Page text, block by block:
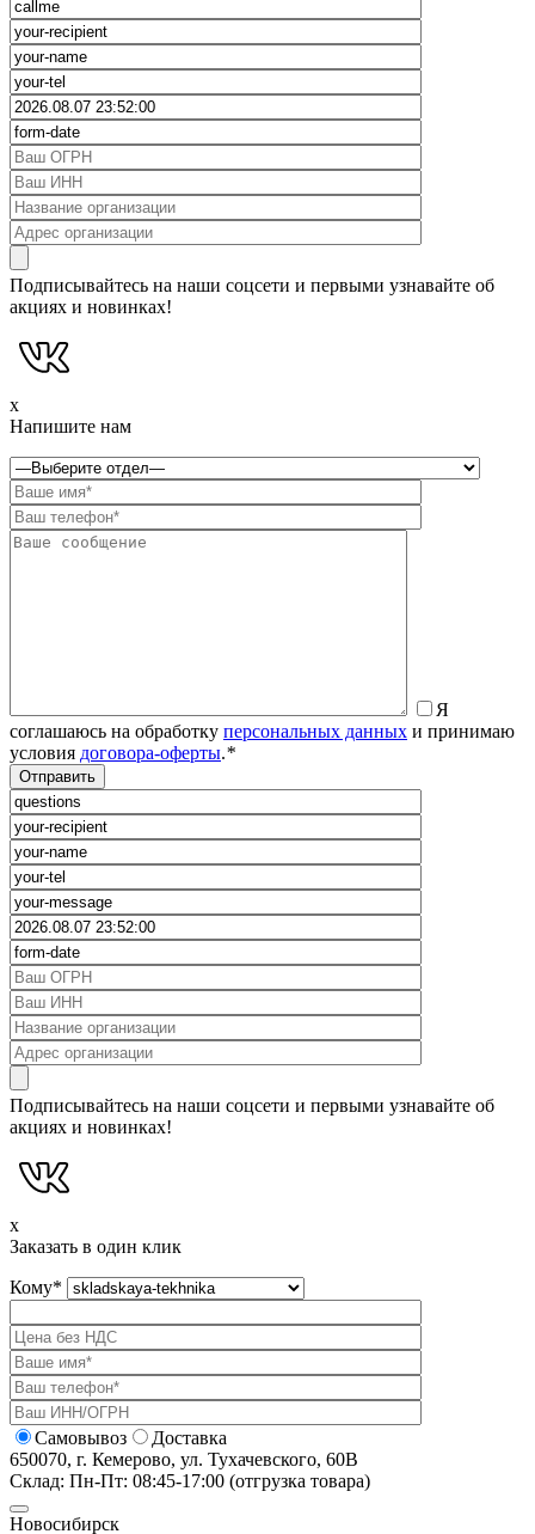
Подписывайтесь на наши соцсети и первыми узнавайте об
акциях и новинках!
x
Напишите нам
Я
соглашаюсь на обработку персональных данных и принимаю
условия договора-оферты.*
Подписывайтесь на наши соцсети и первыми узнавайте об
акциях и новинках!
x
Заказать в один клик
Кому*
Самовывоз
Доставка
650070, г. Кемерово, ул. Тухачевского, 60В
Склад: Пн-Пт: 08:45-17:00 (отгрузка товара)
Новосибирск